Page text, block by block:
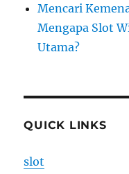
Mencari
Mengapa Slot
Utama?
QUICK LINKS
slot